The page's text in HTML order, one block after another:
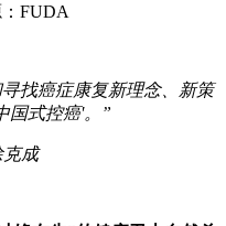
FUDA
癌症康复新理念、新策
国式控癌'。”
成